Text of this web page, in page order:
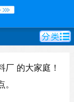
厂 的大家庭！